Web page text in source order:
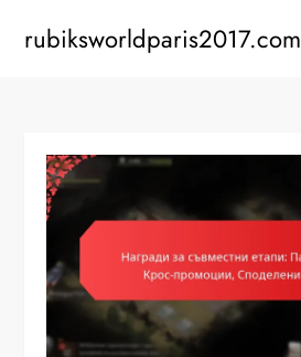
rubiksworldparis2017.com